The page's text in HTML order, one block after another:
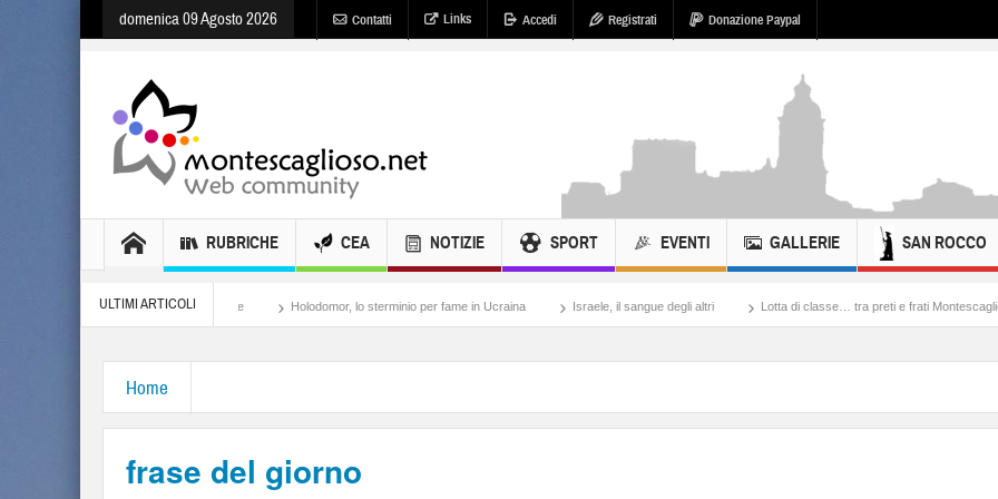
domenica 09 Agosto 2026 Contatti Links Accedi Registrati Donazione Paypal
RUBRICHE CEA NOTIZIE SPORT EVENTI GALLERIE SAN ROCCO
ULTIMI ARTICOLI
Meloni, il lamento al potere Holodomor, lo sterminio per fame in Ucraina Israele, il sangue degli altri Lotta di classe… tra preti e frati Montescaglioso
Home
frase del giorno